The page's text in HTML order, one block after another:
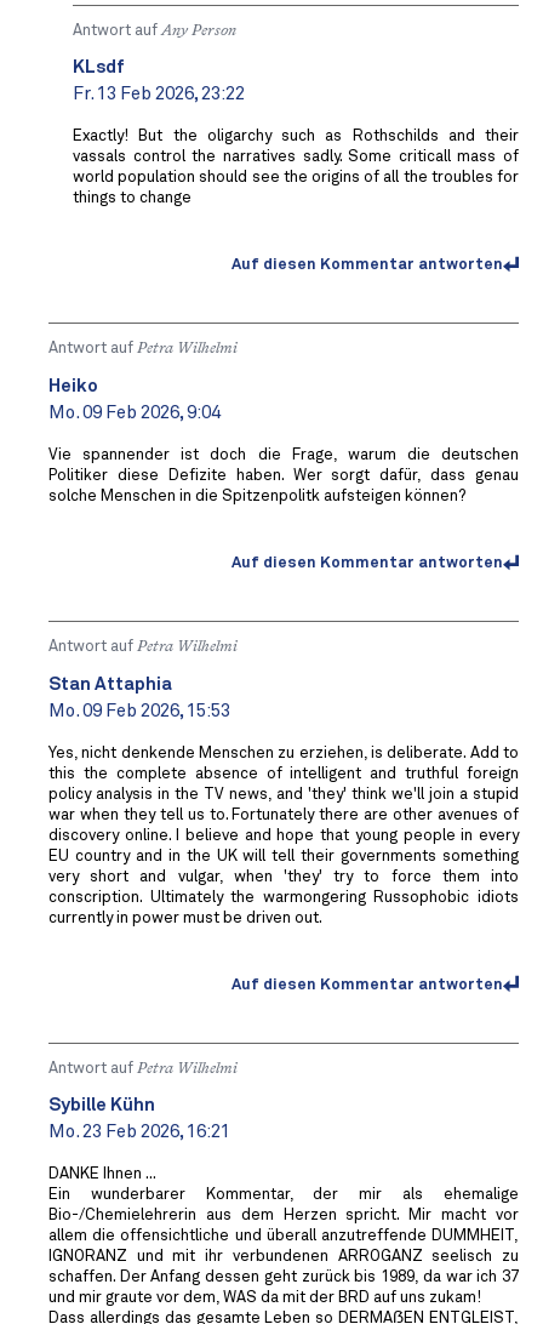
Antwort auf Any Person
KLsdf
Fr. 13 Feb 2026, 23:22
Exactly! But the oligarchy such as Rothschilds and their
vassals control the narratives sadly. Some criticall mass of
world population should see the origins of all the troubles for
things to change
Auf diesen Kommentar antworten
Antwort auf Petra Wilhelmi
Heiko
Mo. 09 Feb 2026, 9:04
Vie spannender ist doch die Frage, warum die deutschen
Politiker diese Defizite haben. Wer sorgt dafür, dass genau
solche Menschen in die Spitzenpolitk aufsteigen können?
Auf diesen Kommentar antworten
Antwort auf Petra Wilhelmi
Stan Attaphia
Mo. 09 Feb 2026, 15:53
Yes, nicht denkende Menschen zu erziehen, is deliberate. Add to
this the complete absence of intelligent and truthful foreign
policy analysis in the TV news, and 'they' think we'll join a stupid
war when they tell us to. Fortunately there are other avenues of
discovery online. I believe and hope that young people in every
EU country and in the UK will tell their governments something
very short and vulgar, when 'they' try to force them into
conscription. Ultimately the warmongering Russophobic idiots
currently in power must be driven out.
Auf diesen Kommentar antworten
Antwort auf Petra Wilhelmi
Sybille Kühn
Mo. 23 Feb 2026, 16:21
DANKE Ihnen ...
Ein wunderbarer Kommentar, der mir als ehemalige
Bio-/Chemielehrerin aus dem Herzen spricht. Mir macht vor
allem die offensichtliche und überall anzutreffende DUMMHEIT,
IGNORANZ und mit ihr verbundenen ARROGANZ seelisch zu
schaffen. Der Anfang dessen geht zurück bis 1989, da war ich 37
und mir graute vor dem, WAS da mit der BRD auf uns zukam!
Dass allerdings das gesamte Leben so DERMAẞEN ENTGLEIST,